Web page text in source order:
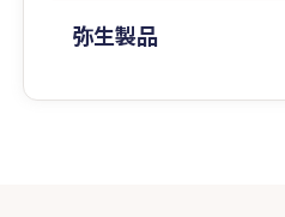
弥生製品